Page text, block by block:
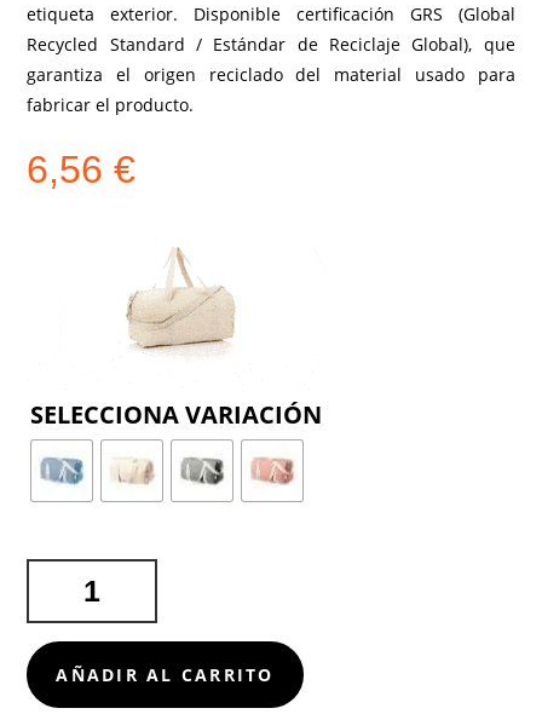
etiqueta exterior. Disponible certificación GRS (Global
Recycled Standard / Estándar de Reciclaje Global), que
garantiza el origen reciclado del material usado para
fabricar el producto.
6,56€
GOLDUCK
CANTIDAD
AÑADIR AL CARRITO